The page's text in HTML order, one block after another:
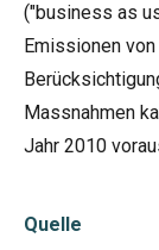
("business as
Emissionen
Massnahmen
Jahr 2010
Quelle